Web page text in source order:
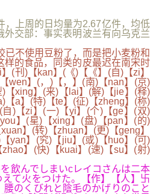
上周的日均量为2.67亿件，均低
交部：事实表明波兰有向乌克兰
不使用豆粉了，而是把小麦粉和
样的食品，同类的皮最迟在南宋时
刊)【kan】(《)【《】(自)【zi】
wen】(，)【，】(南)【nan】(京)
【xing】(来)【lai】(解)【jie】(释)
【a】(特)【te】(征)【zheng】(称)
)【zi】(一)【yi】(个)【ge】(双)
】(星)【xing】(盘)【pan】(的)
】(转)【zhuan】(更)【geng】
yan】(究)【jiu】(或)【huo】(可)
】(快)【kuai】(速)【su】(射)
んでしまいcレイコさんは二本
て火をつけた。【作】【人】卐
のくびれと陰毛のかげりのこと